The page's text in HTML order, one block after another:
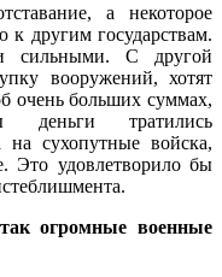
а некоторое
другим государствам.
сильными. С другой
вооружений, хотят
очень больших суммах,
тратились
сухопутные войска,
Это удовлетворило бы
огромные военные